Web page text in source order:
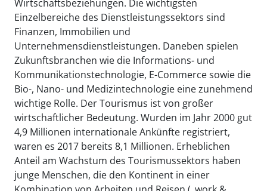
Wirtschaftsbeziehungen. Die wichtigsten
Einzelbereiche des Dienstleistungssektors sind
Finanzen, Immobilien und
Unternehmensdienstleistungen. Daneben spielen
Zukunftsbranchen wie die Informations- und
Kommunikationstechnologie, E-Commerce sowie die
Bio-, Nano- und Medizintechnologie eine zunehmend
wichtige Rolle. Der Tourismus ist von großer
wirtschaftlicher Bedeutung. Wurden im Jahr 2000 gut
4,9 Millionen internationale Ankünfte registriert,
waren es 2017 bereits 8,1 Millionen. Erheblichen
Anteil am Wachstum des Tourismussektors haben
junge Menschen, die den Kontinent in einer